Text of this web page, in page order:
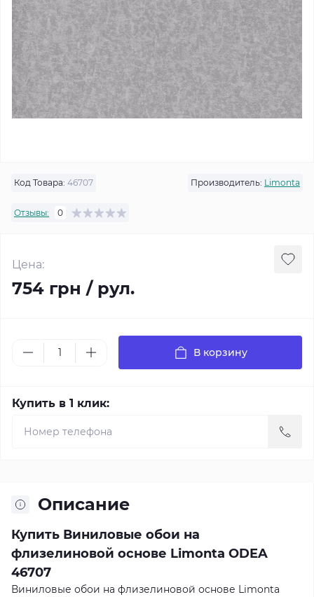
Код Товара: 46707 Производитель: Limonta
Отзывы: 0
Цена:
754 грн / рул.
В корзину
Купить в 1 клик:
Описание
Купить Виниловые обои на
флизелиновой основе Limonta ODEA
46707
Виниловые обои на флизелиновой основе Limonta